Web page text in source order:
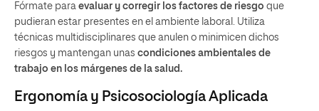
Fórmate para evaluar y corregir los factores de riesgo que
pudieran estar presentes en el ambiente laboral. Utiliza
técnicas multidisciplinares que anulen o minimicen dichos
riesgos y mantengan unas condiciones ambientales de
trabajo en los márgenes de la salud.
Ergonomía y Psicosociología Aplicada